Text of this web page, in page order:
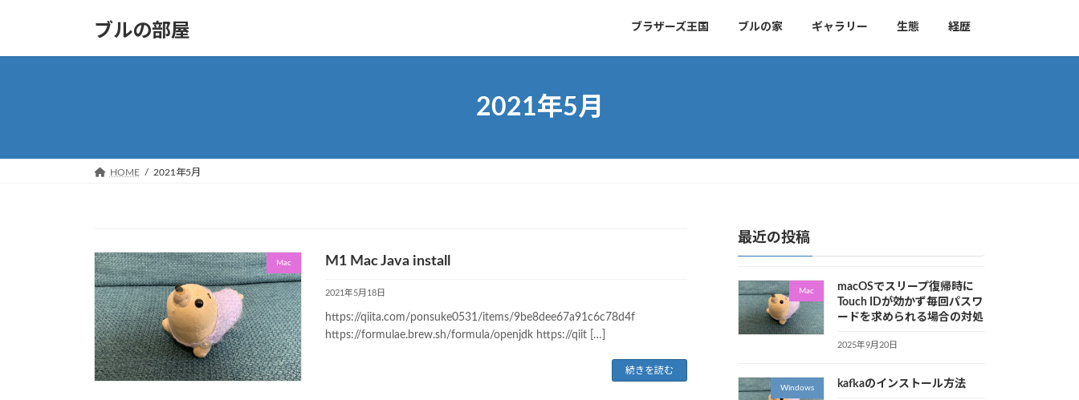
ブルの部屋 ブラザーズ王国 ブルの家 ギャラリー 生態 経歴
2021年5月
HOME 2021年5月
Mac M1 Mac Java install
2021年5月18日
https://qiita.com/ponsuke0531/items/9be8dee67a91c6c78d4f
https://formulae.brew.sh/formula/openjdk https://qiit […]
続きを読む
最近の投稿
Mac
macOSでスリープ復帰時に
Touch IDが効かず毎回パスワ
ードを求められる場合の対処
2025年9月20日
Windows kafkaのインストール方法